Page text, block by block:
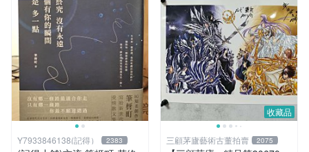
Y7933846138(記得） 2383
收藏品
三顧茅廬藝術古董拍賣 2075